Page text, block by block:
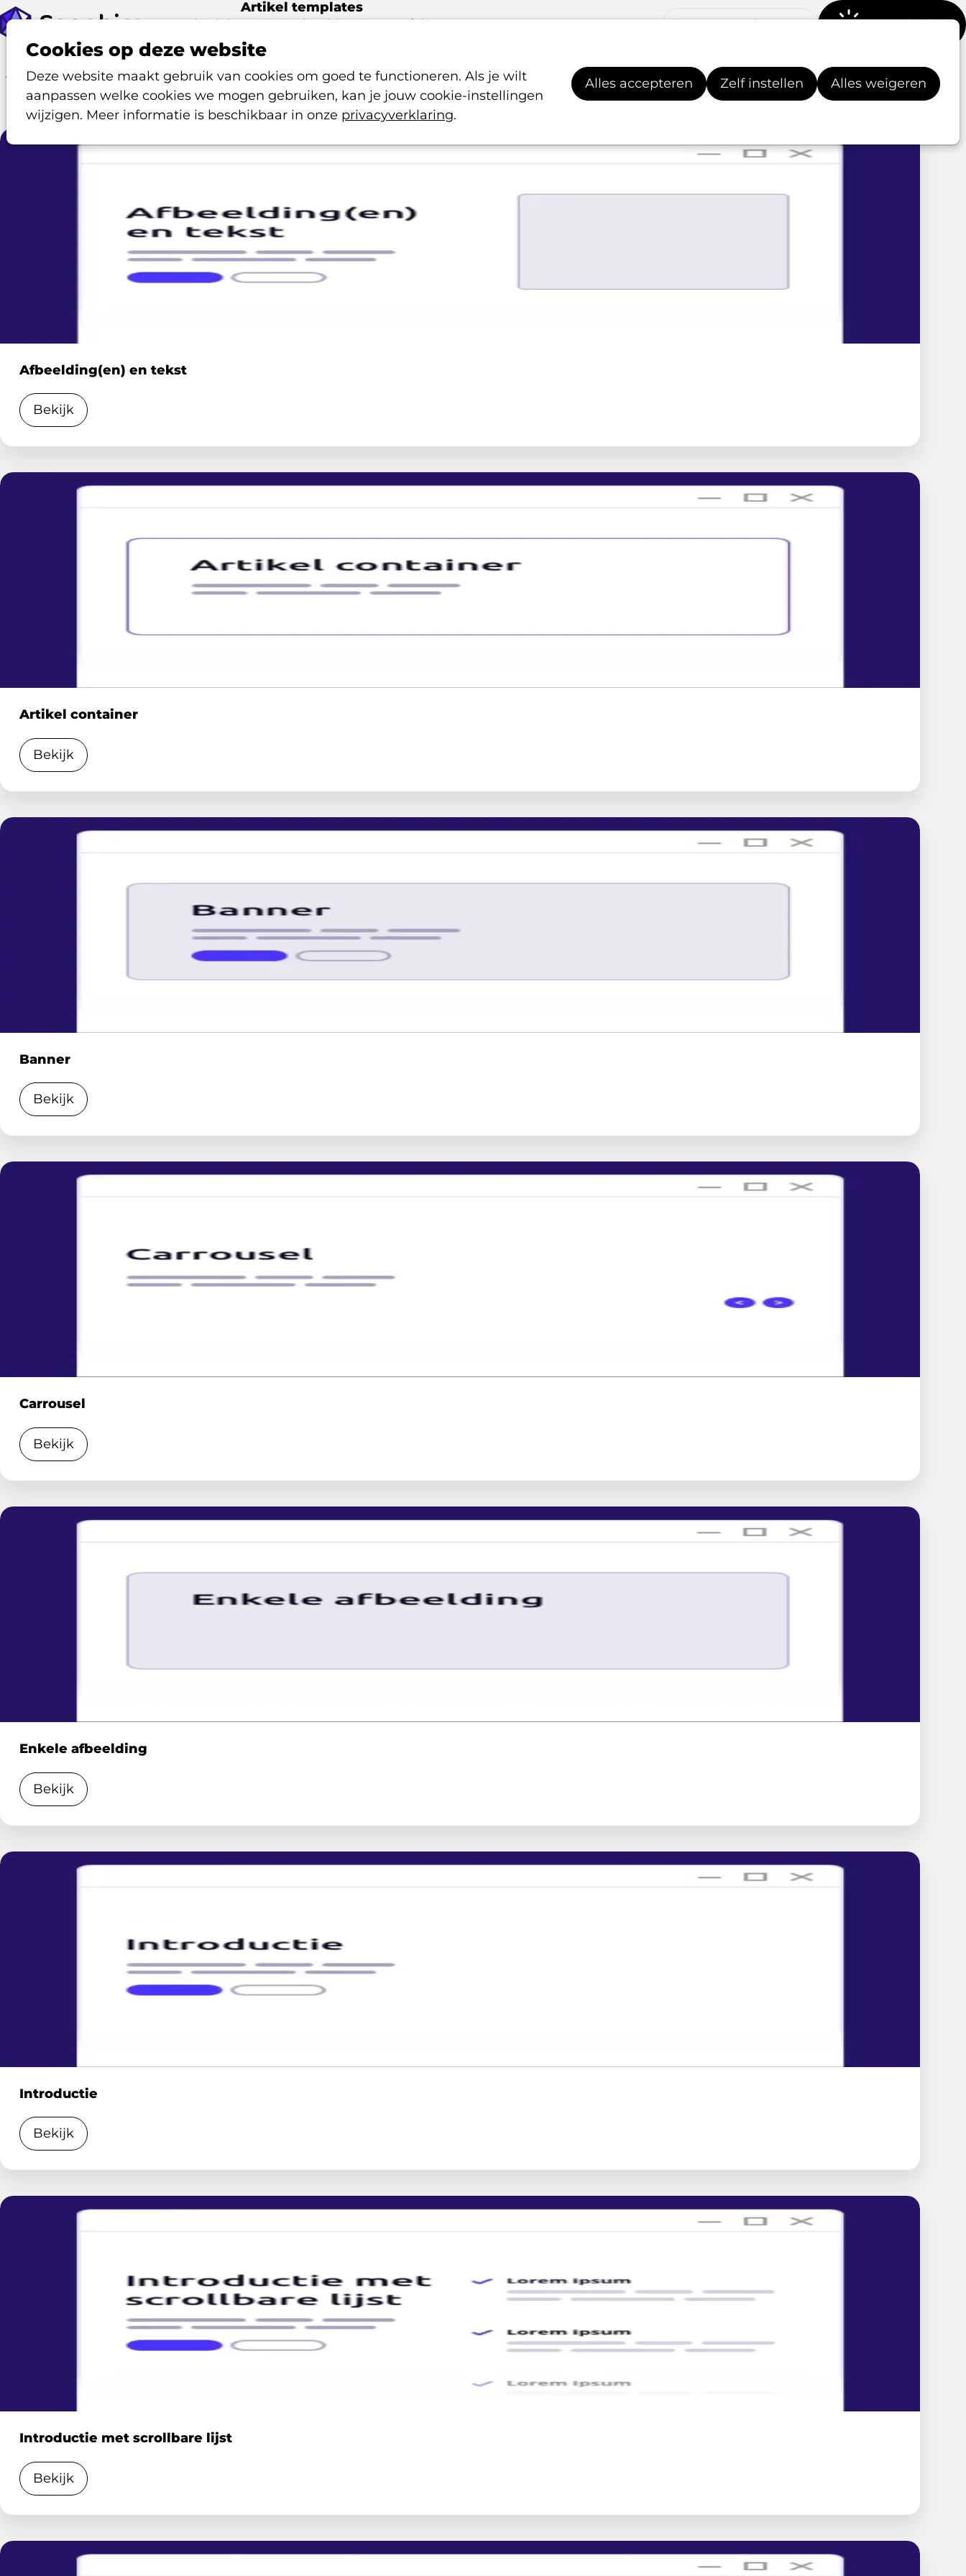
Cookies op deze website
Deze website maakt gebruik van cookies om goed te functioneren. Als je wilt
aanpassen welke cookies we mogen gebruiken, kan je jouw cookie-instellingen
wijzigen. Meer informatie is beschikbaar in onze privacyverklaring.
Alles accepteren Zelf instellen Alles weigeren
Onderdelen Voorbeelden Portfolio Over Procurios CMS Aan de slag!
Artikel templates
Artikel templates zijn een essentieel onderdeel van Sapphire. Hiermee bouw je je pagina's
op een flexibele en professionele manier op. We bieden een uitgebreid aanbod aan
verschillende artikeltypes, elk met meerdere lay-out opties. Dit geeft je veel mogelijkheden
om je website naar wens in te richten. Bekijk hieronder voorbeelden van alle beschikbare
artikel templates.
Afbeelding(en) en tekst
Bekijk
Artikel container
Bekijk
Banner
Bekijk
Carrousel
Bekijk
Enkele afbeelding
Bekijk
Introductie
Bekijk
Introductie met scrollbare lijst
Bekijk